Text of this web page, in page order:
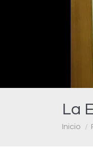
La
Estás
Inicio